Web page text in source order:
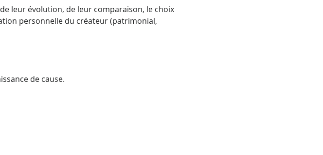
leur évolution, de leur comparaison, le choix
personnelle du créateur (patrimonial,
de cause.